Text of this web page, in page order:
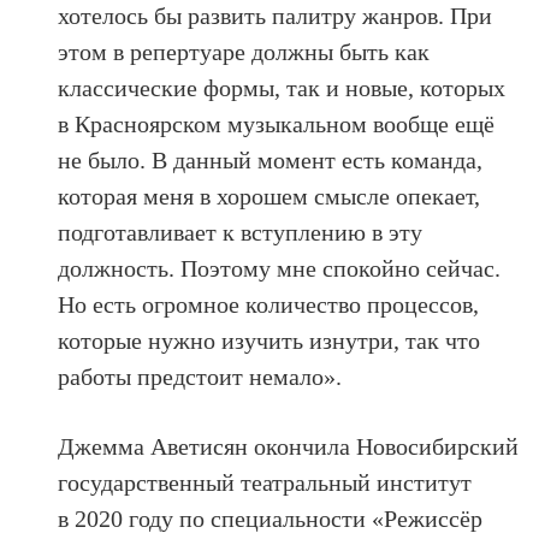
хотелось бы развить палитру жанров. При
этом в репертуаре должны быть как
классические формы, так и новые, которых
в Красноярском музыкальном вообще ещё
не было. В данный момент есть команда,
которая меня в хорошем смысле опекает,
подготавливает к вступлению в эту
должность. Поэтому мне спокойно сейчас.
Но есть огромное количество процессов,
которые нужно изучить изнутри, так что
работы предстоит немало».
Джемма Аветисян окончила Новосибирский
государственный театральный институт
в 2020 году по специальности «Режиссёр